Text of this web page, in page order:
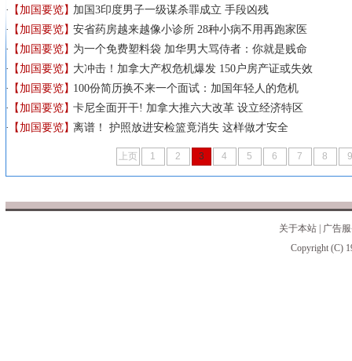
【加国要览】加国3印度男子一级谋杀罪成立 手段凶残
【加国要览】安省药房越来越像小诊所 28种小病不用再跑家医
【加国要览】为一个免费塑料袋 加华男大骂侍者：你就是贱命
【加国要览】大冲击！加拿大产权危机爆发 150户房产证或失效
【加国要览】100份简历换不来一个面试：加国年轻人的危机
【加国要览】卡尼全面开干! 加拿大推六大改革 设立经济特区
【加国要览】离谱！ 护照放进安检篮竟消失 这样做才安全
上页 1 2 3 4 5 6 7 8 9
关于本站
广告
Copyright (C)